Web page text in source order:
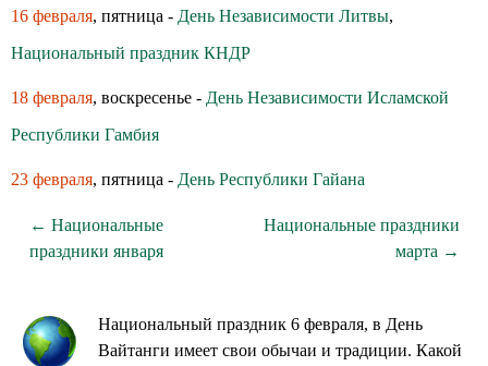
16 февраля, пятница - День Независимости Литвы,
Национальный праздник КНДР
18 февраля, воскресенье - День Независимости Исламской
Республики Гамбия
23 февраля, пятница - День Республики Гайана
← Национальные
праздники января
Национальные праздники
марта →
Национальный праздник 6 февраля, в День
Вайтанги имеет свои обычаи и традиции. Какой